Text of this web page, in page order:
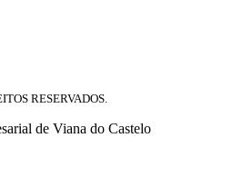
RESERVADOS.
de Viana do Castelo